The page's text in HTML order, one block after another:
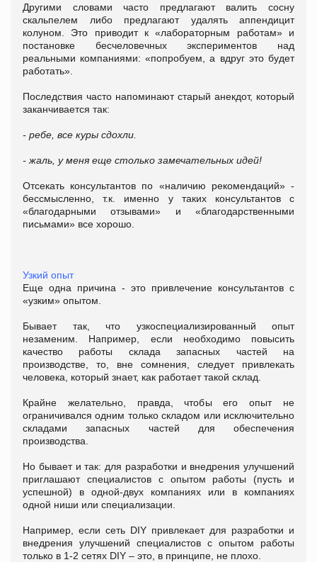
Другими словами часто предлагают валить сосну
скальпелем либо предлагают удалять аппендицит
колуном. Это приводит к «лабораторным работам» и
постановке бесчеловечных экспериментов над
реальными компаниями: «попробуем, а вдруг это будет
работать».
Последствия часто напоминают старый анекдот, который
заканчивается так:
- ребе, все куры сдохли.
- жаль, у меня еще столько замечательных идей!
Отсекать консультантов по «наличию рекомендаций» -
бессмысленно, т.к. именно у таких консультантов с
«благодарными отзывами» и «благодарственными
письмами» все хорошо.
Узкий опыт
Еще одна причина - это привлечение консультантов с
«узким» опытом.
Бывает так, что узкоспециализированный опыт
незаменим. Например, если необходимо повысить
качество работы склада запасных частей на
производстве, то, вне сомнения, следует привлекать
человека, который знает, как работает такой склад.
Крайне желательно, правда, чтобы его опыт не
ограничивался одним только складом или исключительно
складами запасных частей для обеспечения
производства.
Но бывает и так: для разработки и внедрения улучшений
приглашают специалистов с опытом работы (пусть и
успешной) в одной-двух компаниях или в компаниях
одной ниши или специализации.
Например, если сеть DIY привлекает для разработки и
внедрения улучшений специалистов с опытом работы
только в 1-2 сетях DIY – это, в принципе, не плохо.